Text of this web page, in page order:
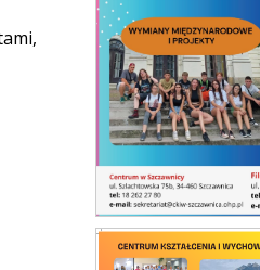
Plakat 26/27 2 strona